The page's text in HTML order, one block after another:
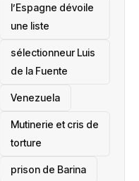
l’Espagne dévoile
une liste
sélectionneur Luis
de la Fuente
‎Venezuela
Mutinerie et cris de
torture
prison de Barina